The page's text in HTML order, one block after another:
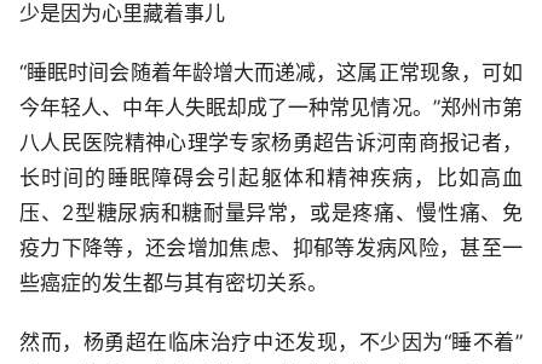
少是因为心里藏着事儿
“睡眠时间会随着年龄增大而递减，这属正常现象，可如
今年轻人、中年人失眠却成了一种常见情况。”郑州市第
八人民医院精神心理学专家杨勇超告诉河南商报记者，
长时间的睡眠障碍会引起躯体和精神疾病，比如高血
压、2型糖尿病和糖耐量异常，或是疼痛、慢性痛、免
疫力下降等，还会增加焦虑、抑郁等发病风险，甚至一
些癌症的发生都与其有密切关系。
然而，杨勇超在临床治疗中还发现，不少因为“睡不着”